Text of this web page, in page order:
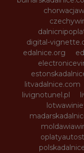
digital-
edalnice.org
litvadalnice.com
livignotunel.pl